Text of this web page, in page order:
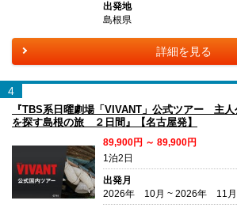
出発地
島根県
詳細を見る
4
『TBS系日曜劇場「VIVANT」公式ツアー 主
を探す島根の旅 ２日間』【名古屋発】
89,900円 ～ 89,900円
1泊2日
出発月
2026年 10月 ~ 2026年 11月